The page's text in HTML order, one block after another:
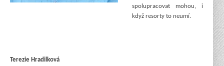
spolupracovat mohou, i
když resorty to neumí.
Terezie Hradilková